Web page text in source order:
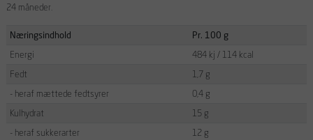
24 måneder.
Næringsindhold
Pr. 100 g
Energi
484 kj / 114 kcal
Fedt
1,7 g
- heraf mættede fedtsyrer
0,4 g
Kulhydrat
15 g
- heraf sukkerarter
12 g